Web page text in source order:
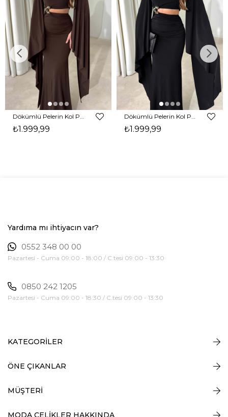
₺1.999,99 ₺1.999,99
Yardıma mı ihtiyacın var?
0552 348 00 00
Pazartesi - Cuma 09:00 - 18:00 / C.tesi 09:00 - 13:30
0850 242 1205
Pazartesi - Cuma 09:00 - 18:30 / C.tesi 09:00 - 13:30
KATEGORİLER
ÖNE ÇIKANLAR
MÜŞTERİ
MODA ÇELİKLER HAKKINDA